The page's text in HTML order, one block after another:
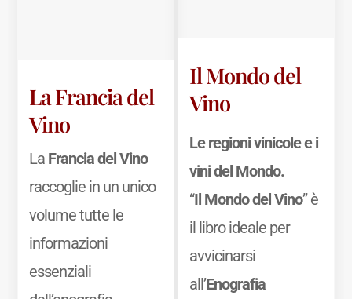
La Francia del
Vino
La Francia del Vino
raccoglie in un unico
volume tutte le
informazioni
essenziali
Il Mondo del
Vino
Le regioni vinicole e i
vini del Mondo.
“Il Mondo del Vino” è
il libro ideale per
avvicinarsi
all’Enografia